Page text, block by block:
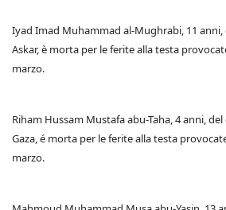
Iyad Imad Muhammad al-Mughrabi, 11
Askar, è morta per le ferite alla testa
marzo.
Riham Hussam Mustafa abu-Taha, 4 anni,
Gaza, é morta per le ferite alla testa
marzo.